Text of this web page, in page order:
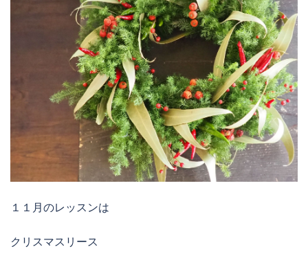
１１月のレッスンは
クリスマスリース